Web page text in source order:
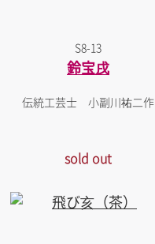
S8-13
鈴宝戌
伝統工芸士 小副川祐二作
sold out